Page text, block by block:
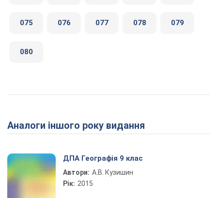
075 076 077 078 079
080
Аналоги іншого року видання
ДПА Географія 9 клас
Автори: А.В. Кузишин
Рік: 2015